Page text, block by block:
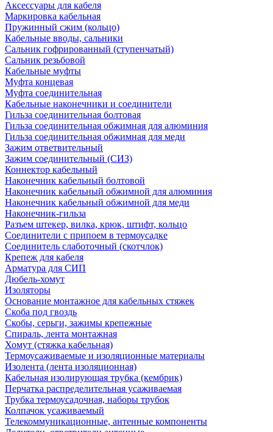
Аксессуары для кабеля
Маркировка кабельная
Пружинный сжим (кольцо)
Кабельные вводы, сальники
Сальник гофрированный (ступенчатый)
Сальник резьбовой
Кабельные муфты
Муфта концевая
Муфта соединительная
Кабельные наконечники и соединители
Гильза соединительная болтовая
Гильза соединительная обжимная для алюминия
Гильза соединительная обжимная для меди
Зажим ответвительный
Зажим соединительный (СИЗ)
Коннектор кабельный
Наконечник кабельный болтовой
Наконечник кабельный обжимной для алюминия
Наконечник кабельный обжимной для меди
Наконечник-гильза
Разъем штекер, вилка, крюк, штифт, кольцо
Соединители с припоем в термоусадке
Соединитель слаботочный (скотчлок)
Крепеж для кабеля
Арматура для СИП
Дюбель-хомут
Изоляторы
Основание монтажное для кабельных стяжек
Скоба под гвоздь
Скобы, серьги, зажимы крепежные
Спираль, лента монтажная
Хомут (стяжка кабельная)
Термоусаживаемые и изоляционные материалы
Изолента (лента изоляционная)
Кабельная изолирующая трубка (кембрик)
Перчатка распределительная усаживаемая
Трубка термоусадочная, наборы трубок
Колпачок усаживаемый
Телекоммуникационные, антенные компоненты